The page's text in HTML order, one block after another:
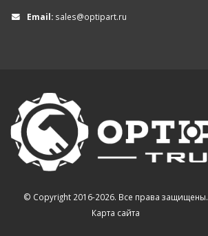
Email: sales@optipart.ru
© Copyright 2016-2026. Все права защищены.
Карта сайта